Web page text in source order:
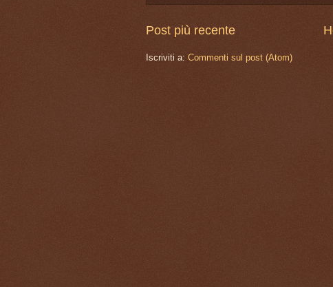
Post più recente
Iscriviti a: Commenti sul post (Atom)